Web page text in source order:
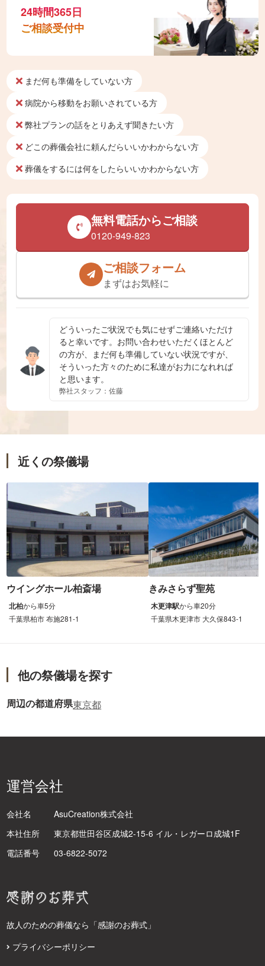
24時間365日
ご相談受付中
まだ何も準備をしていない方
病院から移動をお願いされている方
弊社プランの話をとりあえず聞きたい方
どこの葬儀会社に頼んだらいいかわからない方
葬儀をするには何をしたらいいかわからない方
ご相談フォーム
まずはお気軽に
無料電話からご相談
0120-949-823
どういったご状況でも気にせずご連絡いただけ
ると幸いです。お問い合わせいただくほとんど
の方が、まだ何も準備していない状況ですが、
そういった方々のために私達がお力になれれば
と思います。
弊社スタッフ：佐藤
近くの祭儀場
ウイングホール柏斎場
北柏から車5分
千葉県柏市 布施281-1
きみさらず聖苑
木更津駅から車20分
千葉県木更津市 大久保843-1
他の祭儀場を探す
周辺の都道府県東京都
運営会社
会社名
AsuCreation株式会社
本社住所
東京都世田谷区成城2-15-6 イル・レガーロ成城1F
電話番号
03-6822-5072
故人のための葬儀なら「感謝のお葬式」
プライバシーポリシー